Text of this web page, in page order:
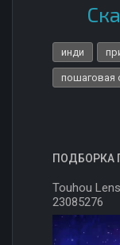
инди
пошаговая
ПОДБОРКА
Touhou
23085276